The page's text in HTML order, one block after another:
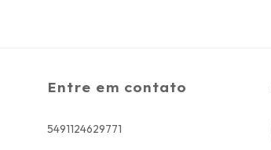
Entre em contato
5491124629771